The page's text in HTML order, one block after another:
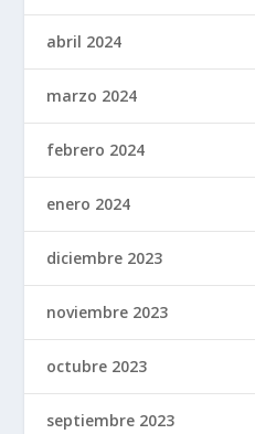
abril 2024
marzo 2024
febrero 2024
enero 2024
diciembre 2023
noviembre 2023
octubre 2023
septiembre 2023